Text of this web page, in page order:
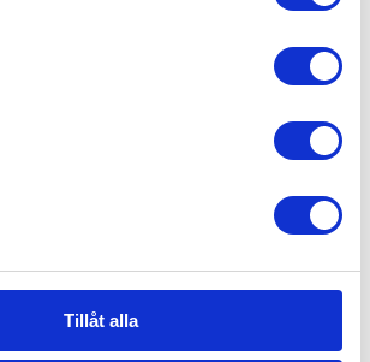
Tillåt alla